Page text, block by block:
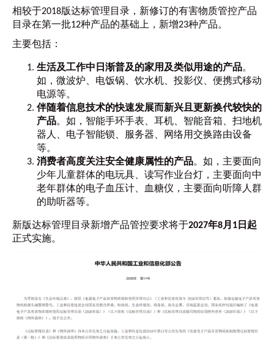
相较于2018版达标管理目录，新修订的有害物质管控产品
目录在第一批12种产品的基础上，新增23种产品。
主要包括：
生活及工作中日渐普及的家用及类似用途的产品。
如，微波炉、电饭锅、饮水机、投影仪、便携式移动
电源等。
伴随着信息技术的快速发展而新兴且更新换代较快的
产品。如，智能手环手表、耳机、智能音箱、扫地机
器人、电子智能锁、服务器、网络用交换路由设备
等。
消费者高度关注安全健康属性的产品。如，主要面向
少年儿童群体的电玩具、读写作业台灯，主要面向中
老年群体的电子血压计、血糖仪，主要面向听障人群
的助听器等。
新版达标管理目录新增产品管控要求将于2027年8月1日起
正式实施。